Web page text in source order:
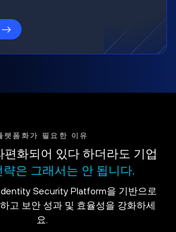
랫폼화가 필요한 이유
편화되어 있다 하더라도 기업
략은 그래서는 안 됩니다.
Security Platform을 기반으로
고 보안 성과 및 효율성을 강화하세
요.